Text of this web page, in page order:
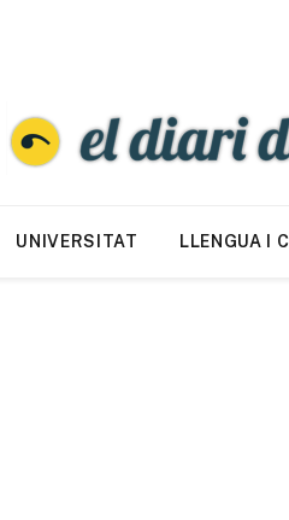
UNIVERSITAT LLENGUA I